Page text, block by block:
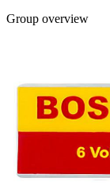
Group overview